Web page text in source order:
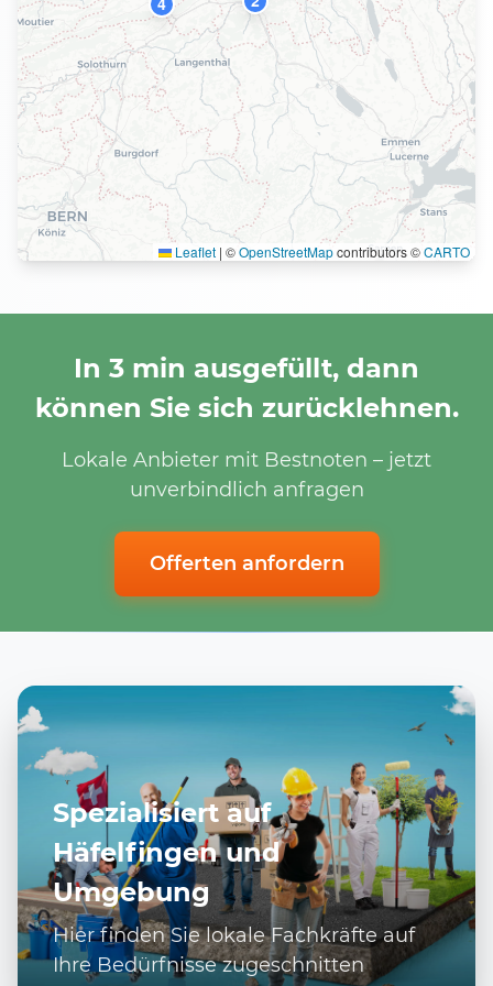
Leaflet | ©OpenStreetMapcontributors ©CARTO
In 3 min ausgefüllt, dann
können Sie sich zurücklehnen.
Lokale Anbieter mit Bestnoten – jetzt
unverbindlich anfragen
Offerten anfordern
Spezialisiert auf
Häfelfingen und
Umgebung
Hier finden Sie lokale Fachkräfte auf
Ihre Bedürfnisse zugeschnitten